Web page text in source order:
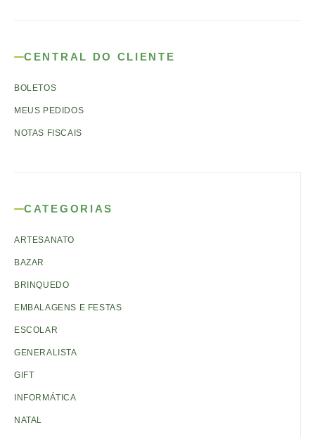
CENTRAL DO CLIENTE
BOLETOS
MEUS PEDIDOS
NOTAS FISCAIS
CATEGORIAS
ARTESANATO
BAZAR
BRINQUEDO
EMBALAGENS E FESTAS
ESCOLAR
GENERALISTA
GIFT
INFORMÁTICA
NATAL